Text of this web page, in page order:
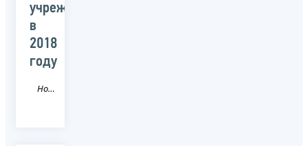
учреждений
в
2018
году
Новость